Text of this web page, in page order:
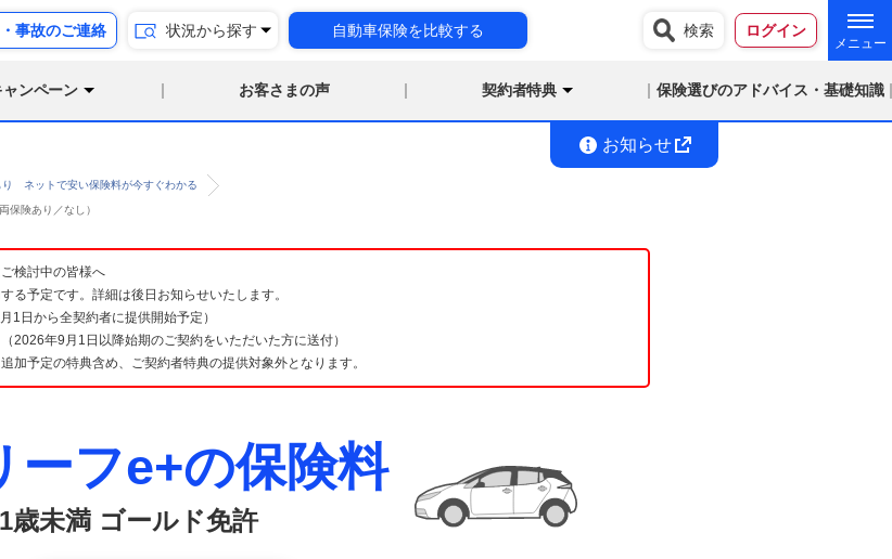
事故のご連絡 状況から探す 自動車保険を比較する 検索 ログイン
ャンペーン お客さまの声 契約者特典 保険選びのアドバイス・基礎知識
お知らせ
り ネットで安い保険料が今すぐわかる
保険あり／なし）
検討中の皆様へ
る予定です。詳細は後日お知らせいたします。
1日から全契約者に提供開始予定）
2026年9月1日以降始期のご契約をいただいた方に送付）
予定の特典含め、ご契約者特典の提供対象外となります。
ーフe+の保険料
歳未満 ゴールド免許